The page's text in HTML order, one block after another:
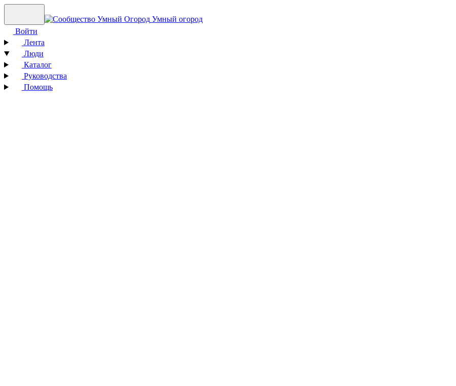
Умный огород
Войти
Лента
Люди
Каталог
Руководства
Помощь